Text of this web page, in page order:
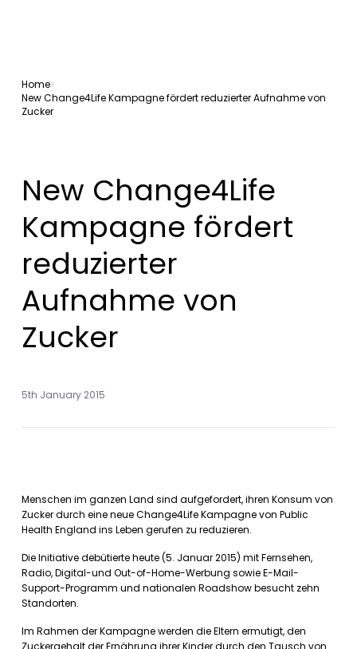
Home
New Change4Life Kampagne fördert reduzierter Aufnahme von
Zucker
New Change4Life
Kampagne fördert
reduzierter
Aufnahme von
Zucker
5th January 2015
Menschen im ganzen Land sind aufgefordert, ihren Konsum von
Zucker durch eine neue Change4Life Kampagne von Public
Health England ins Leben gerufen zu reduzieren.
Die Initiative debütierte heute (5. Januar 2015) mit Fernsehen,
Radio, Digital-und Out-of-Home-Werbung sowie E-Mail-
Support-Programm und nationalen Roadshow besucht zehn
Standorten.
Im Rahmen der Kampagne werden die Eltern ermutigt, den
Zuckergehalt der Ernährung ihrer Kinder durch den Tausch von